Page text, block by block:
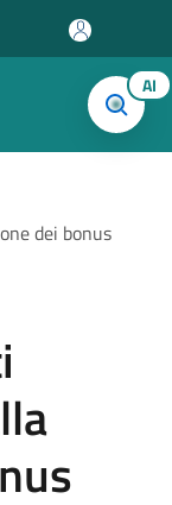
AI
dei bonus